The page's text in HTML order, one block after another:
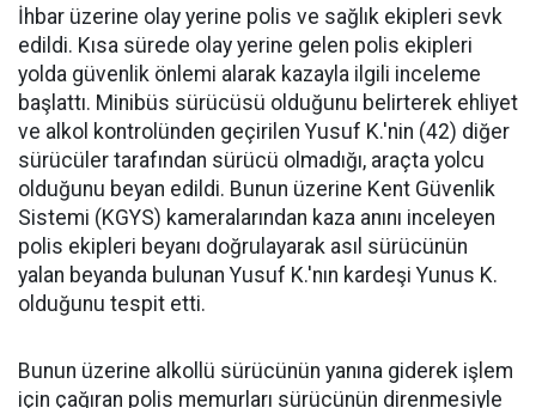
İhbar üzerine olay yerine polis ve sağlık ekipleri sevk
edildi. Kısa sürede olay yerine gelen polis ekipleri
yolda güvenlik önlemi alarak kazayla ilgili inceleme
başlattı. Minibüs sürücüsü olduğunu belirterek ehliyet
ve alkol kontrolünden geçirilen Yusuf K.'nin (42) diğer
sürücüler tarafından sürücü olmadığı, araçta yolcu
olduğunu beyan edildi. Bunun üzerine Kent Güvenlik
Sistemi (KGYS) kameralarından kaza anını inceleyen
polis ekipleri beyanı doğrulayarak asıl sürücünün
yalan beyanda bulunan Yusuf K.'nın kardeşi Yunus K.
olduğunu tespit etti.
Bunun üzerine alkollü sürücünün yanına giderek işlem
için çağıran polis memurları sürücünün direnmesiyle